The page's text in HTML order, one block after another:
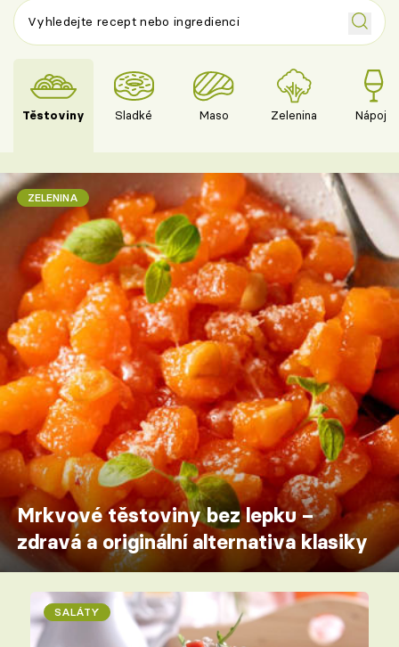
Těstoviny Sladké Maso Zelenina Nápoje
ZELENINA
Mrkvové těstoviny bez lepku –
zdravá a originální alternativa klasiky
SALÁTY